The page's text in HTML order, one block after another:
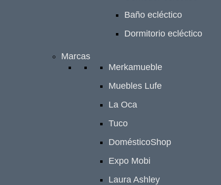
Baño ecléctico
Dormitorio ecléctico
Marcas
Merkamueble
Muebles Lufe
La Oca
Tuco
DomésticoShop
Expo Mobi
Laura Ashley